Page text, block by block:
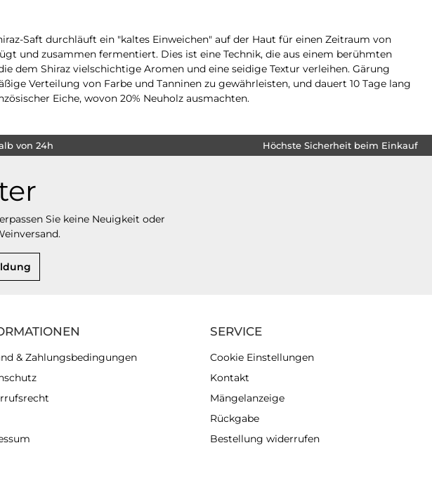
Saft durchläuft ein "kaltes Einweichen" auf der Haut für einen Zeitraum von
und zusammen fermentiert. Dies ist eine Technik, die aus einem berühmten
dem Shiraz vielschichtige Aromen und eine seidige Textur verleihen. Gärung
Verteilung von Farbe und Tanninen zu gewährleisten, und dauert 10 Tage lang
Eiche, wovon 20% Neuholz ausmachten.
von 24h Höchste Sicherheit beim Einkauf
Sie keine Neuigkeit oder
& Zahlungsbedingungen
SERVICE
Cookie Einstellungen
Kontakt
Mängelanzeige
Rückgabe
Bestellung widerrufen